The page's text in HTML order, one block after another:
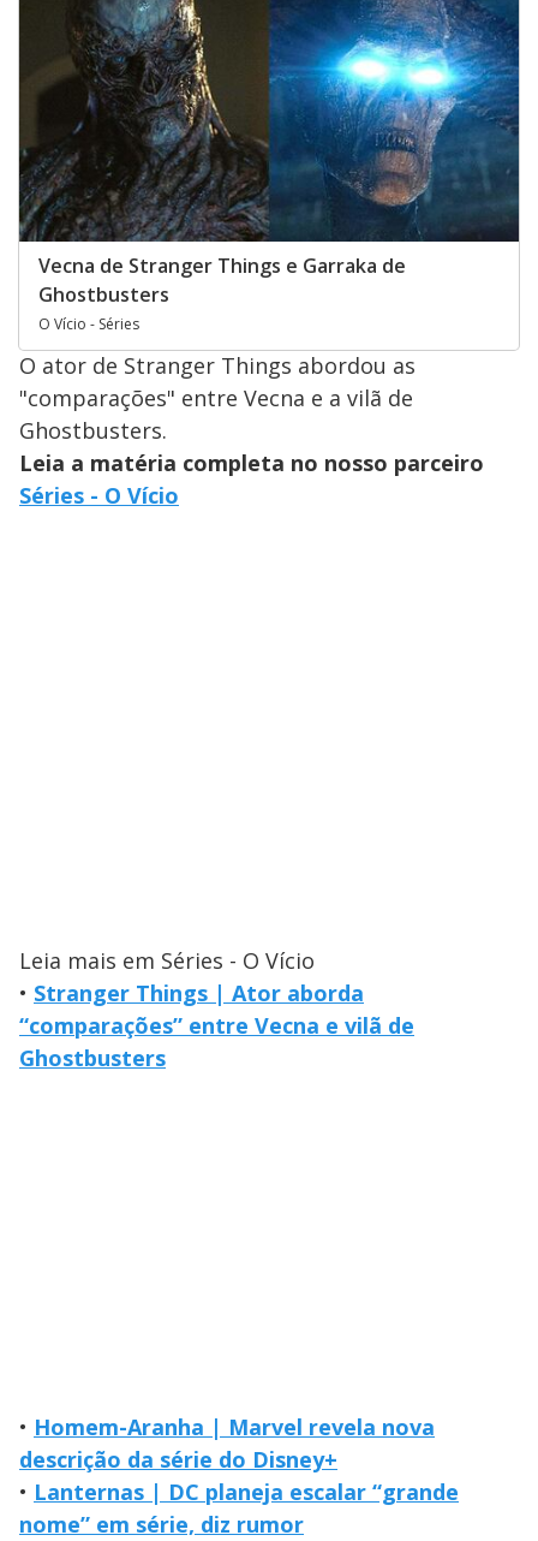
Vecna de Stranger Things e Garraka de
Ghostbusters
O Vício - Séries
O ator de Stranger Things abordou as
"comparações" entre Vecna e a vilã de
Ghostbusters.
Leia a matéria completa no nosso parceiro
Séries - O Vício
Leia mais em Séries - O Vício
• Stranger Things | Ator aborda
“comparações” entre Vecna e vilã de
Ghostbusters
• Homem-Aranha | Marvel revela nova
descrição da série do Disney+
• Lanternas | DC planeja escalar “grande
nome” em série, diz rumor